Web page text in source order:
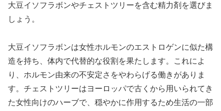
大豆イソフラボンやチェストツリーを含む精力剤を選びま
しょう。
大豆イソフラボンは女性ホルモンのエストロゲンに似た構
造を持ち、体内で代替的な役割を果たします。これによ
り、ホルモン由来の不安定さをやわらげる働きがありま
す。チェストツリーはヨーロッパで古くから用いられてき
た女性向けのハーブで、穏やかに作用するため生活の一部